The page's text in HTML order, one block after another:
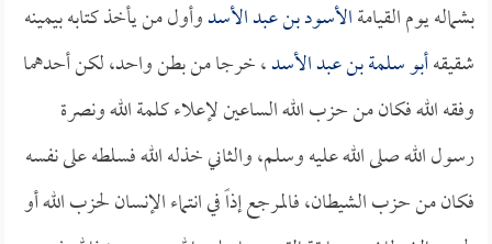
بشماله يوم القيامةالأسود بن عبد الأسدوأول من يأخذ كتابه بيمينه
شقيقهأبو سلمة بن عبد الأسد، خرجا من بطن واحد، لكن أحدهما
وفقه الله فكان من حزب الله الساعين لإعلاء كلمة الله ونصرة
رسول الله صلى الله عليه وسلم، والثاني خذله الله فسلطه على نفسه
فكان من حزب الشيطان، فالمرجع إذاً في انتماء الإنسان لحزب الله أو